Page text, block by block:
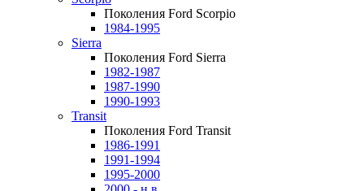
Поколения Ford Scorpio
1984-1995
Sierra
Поколения Ford Sierra
1982-1987
1987-1990
1990-1993
Transit
Поколения Ford Transit
1986-1991
1991-1994
1995-2000